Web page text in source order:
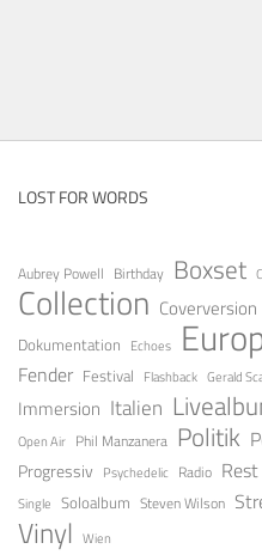
LOST FOR WORDS
Aubrey Powell Birthday Boxset
Collection Coverversion
Dokumentation Echoes
Fender Festival Flashback Gerald
Immersion Italien
Open Air Phil Manzanera Politik
Progressiv Psychedelic Radio
Single Soloalbum Steven Wilson
Vinyl Wien